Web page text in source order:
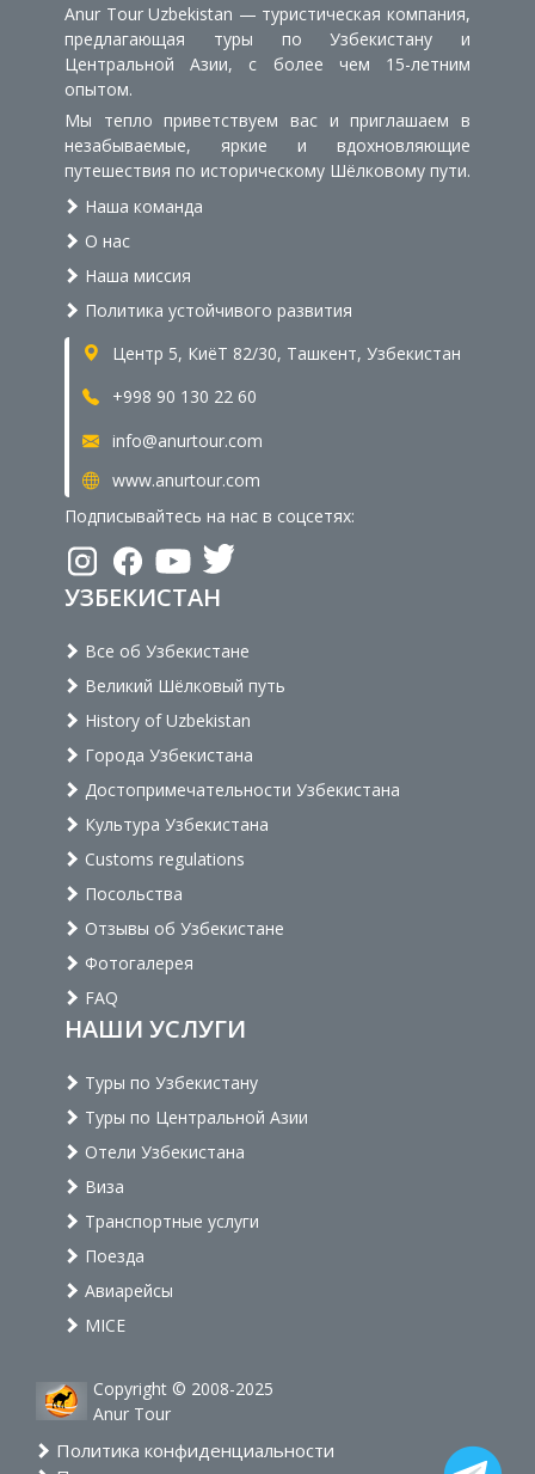
Anur Tour Uzbekistan — туристическая компания,
предлагающая туры по Узбекистану и
Центральной Азии, с более чем 15-летним
опытом.
Мы тепло приветствуем вас и приглашаем в
незабываемые, яркие и вдохновляющие
путешествия по историческому Шёлковому пути.
Наша команда
О нас
Наша миссия
Политика устойчивого развития
Центр 5, КиёТ 82/30, Ташкент, Узбекистан
+998 90 130 22 60
info@anurtour.com
www.anurtour.com
Подписывайтесь на нас в соцсетях:
УЗБЕКИСТАН
Все об Узбекистане
Великий Шёлковый путь
History of Uzbekistan
Города Узбекистана
Достопримечательности Узбекистана
Культура Узбекистана
Customs regulations
Посольства
Отзывы об Узбекистане
Фотогалерея
FAQ
НАШИ УСЛУГИ
Туры по Узбекистану
Туры по Центральной Азии
Отели Узбекистана
Виза
Транспортные услуги
Поезда
Авиарейсы
MICE
Copyright © 2008-2025
Anur Tour
Политика конфиденциальности